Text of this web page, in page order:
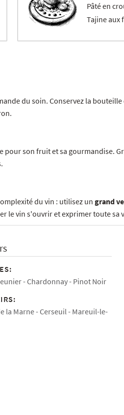
Pâté en
Tajine aux
du soin. Conservez la
pour son fruit et sa gourmandise.
du vin : utilisez un grand
le vin s'ouvrir et exprimer toute sa
Chardonnay
Pinot Noir
la Marne
Cerseuil
Mareuil-le-